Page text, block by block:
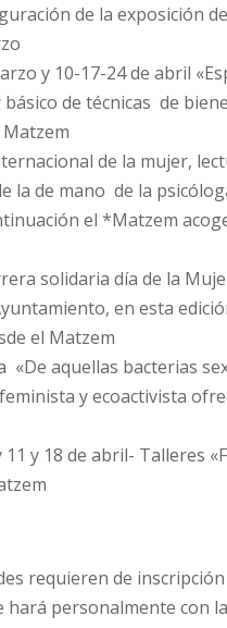
de la exposición
y 10-17-24 de abril
de técnicas de
de la mujer,
la de mano de la
el *Matzem
solidaria día de la
en esta
el Matzem
«De aquellas bacterias
y ecoactivista
11 y 18 de abril- Talleres
requieren de
hará personalmente con